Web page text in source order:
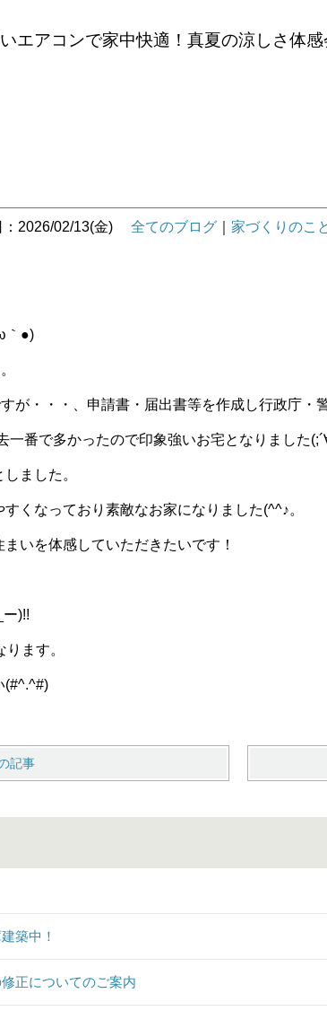
エアコンで家中快適！真夏の涼しさ体感
：2026/02/13(金) 全てのブログ
家づくりのこ
｀●)
が・・・、申請書・届出書等を作成し行政庁・
一番で多かったので印象強いお宅となりました
ました。
くなっており素敵なお家になりました(^^♪。
いを体感していただきたいです！
)!!
ます。
(#^.^#)
記事
築中！
正についてのご案内